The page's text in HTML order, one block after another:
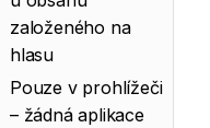
založeného na
hlasu
Pouze v prohlížeči
– žádná aplikace